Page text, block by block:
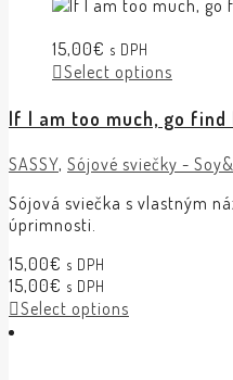
15,00€ s DPH
Select options
If I am too much, go find
SASSY, Sójové sviečky -
Sójová sviečka s vlastným
úprimnosti.
15,00€ s DPH
15,00€ s DPH
Select options